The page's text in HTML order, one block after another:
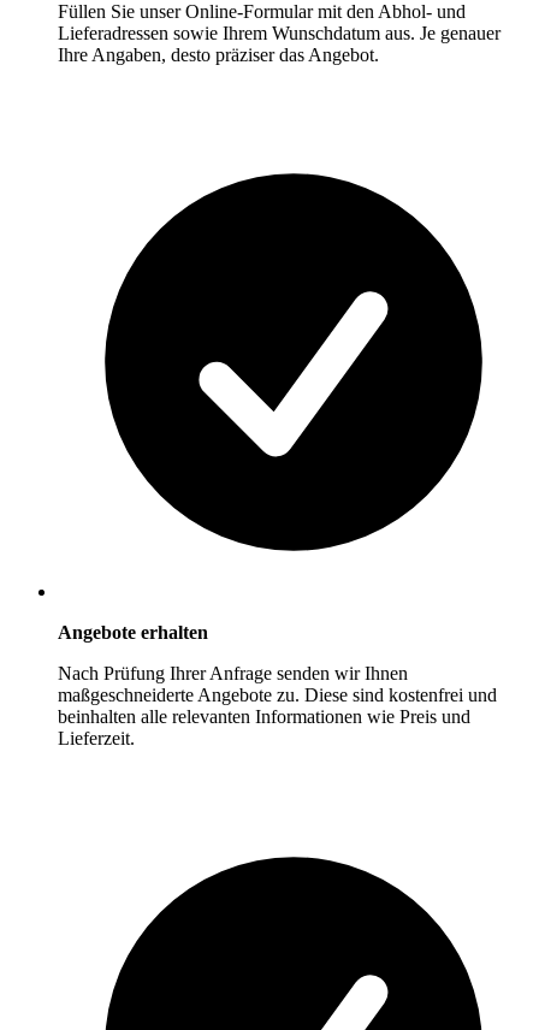
Füllen Sie unser Online-Formular mit den Abhol- und
Lieferadressen sowie Ihrem Wunschdatum aus. Je genauer
Ihre Angaben, desto präziser das Angebot.
Angebote erhalten
Nach Prüfung Ihrer Anfrage senden wir Ihnen
maßgeschneiderte Angebote zu. Diese sind kostenfrei und
beinhalten alle relevanten Informationen wie Preis und
Lieferzeit.